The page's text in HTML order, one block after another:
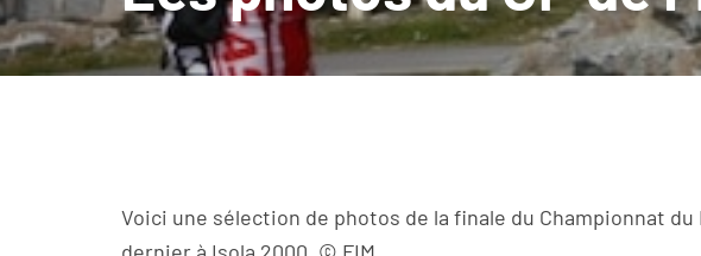
Voici une sélection de photos de la finale du Championnat du